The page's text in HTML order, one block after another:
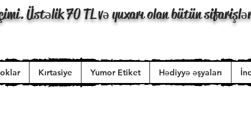
Üstəlik 70 TL və yuxarı olan bütün
Kırtasiye Yumor Etiket Hədiyyə əşyaları